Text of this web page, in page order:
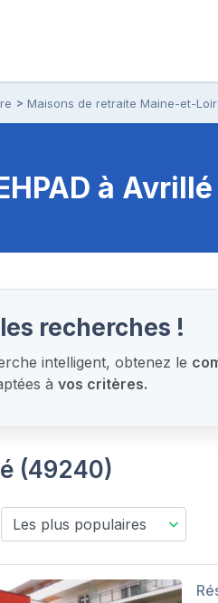
Maisons de retraite Maine-et-
à
recherches !
intelligent, obtenez le
àvos critères.
(49240)